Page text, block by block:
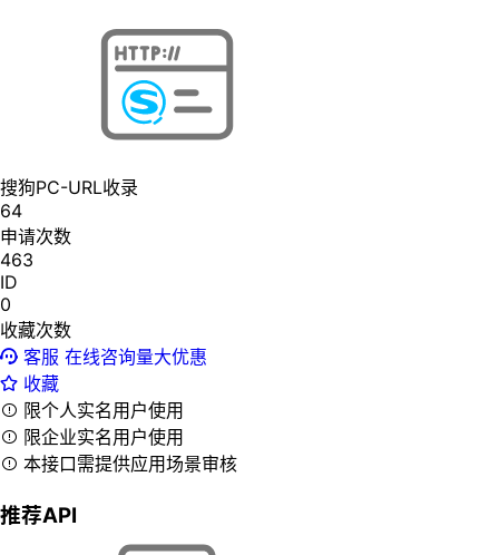
搜狗PC-URL收录
64
申请次数
463
ID
0
收藏次数
客服 在线咨询量大优惠
收藏
限个人实名用户使用
限企业实名用户使用
本接口需提供应用场景审核
推荐API